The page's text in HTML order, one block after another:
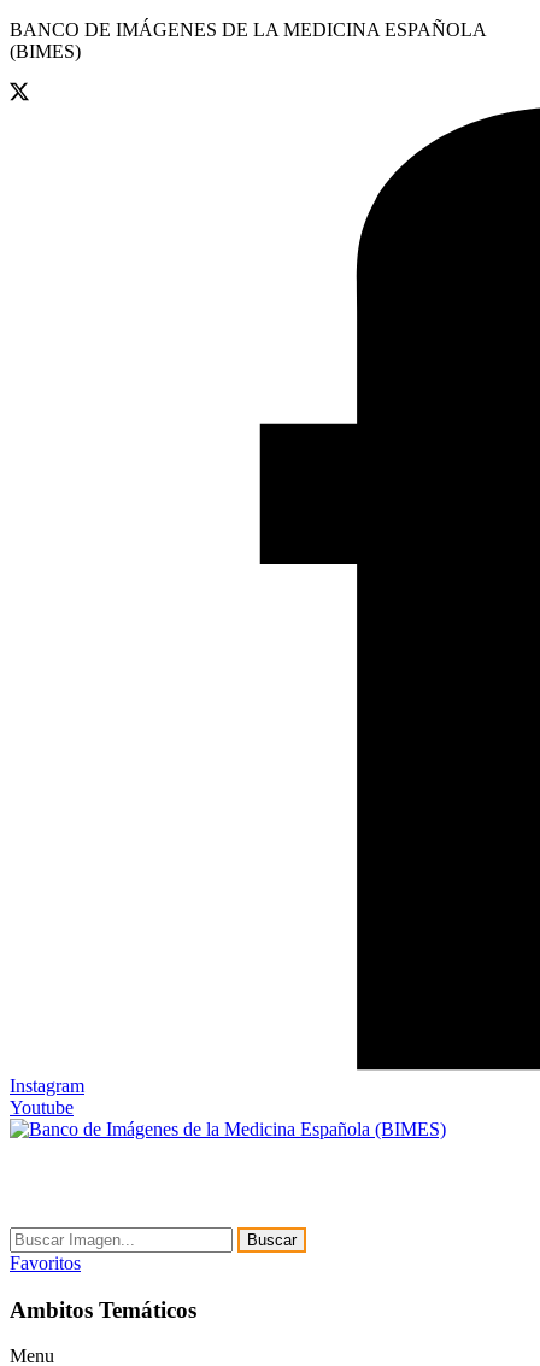
BANCO DE IMÁGENES DE LA MEDICINA ESPAÑOLA
(BIMES)
Instagram
Youtube
Buscar
Favoritos
Ambitos Temáticos
Menu